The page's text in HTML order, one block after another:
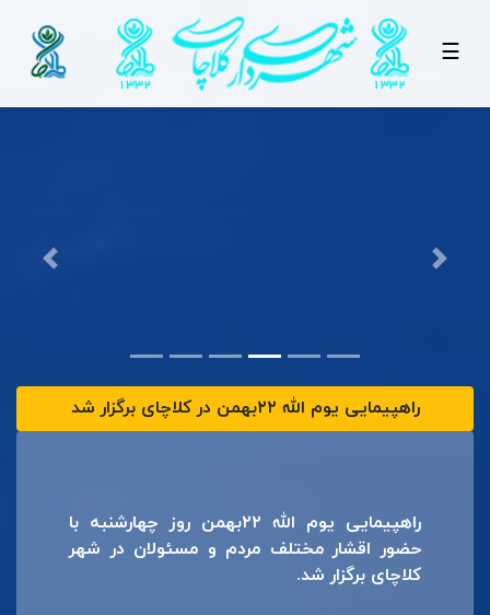
☰
راهپیمایی یوم الله ۲۲بهمن در کلاچای برگزار شد
راهپیمایی یوم الله ۲۲بهمن روز چهارشنبه با
حضور اقشار مختلف مردم و مسئولان در شهر
کلاچای برگزار شد.